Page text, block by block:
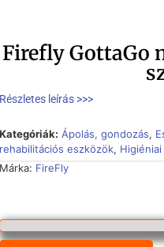
Firefly GottaGo
Részletes leírás >>>
Kategóriák: Ápolás, gondozás,
rehabilitációs eszközök,
Márka: FireFly